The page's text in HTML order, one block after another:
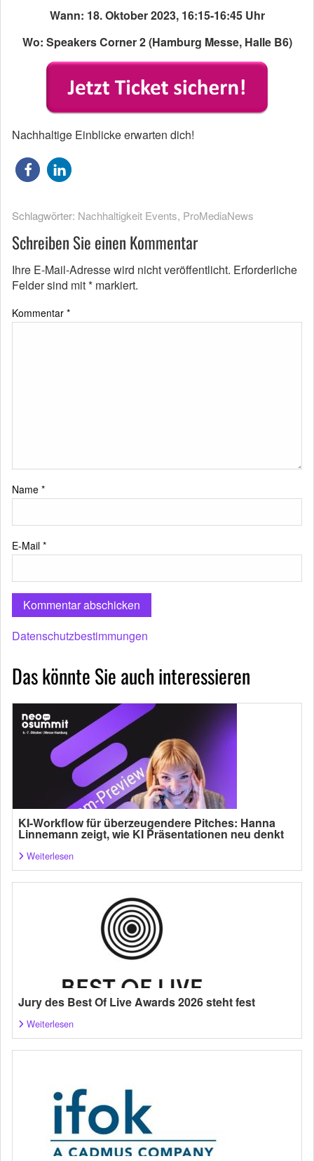
Wann: 18. Oktober 2023, 16:15-16:45 Uhr
Wo: Speakers Corner 2 (Hamburg Messe, Halle B6)
Nachhaltige Einblicke erwarten dich!
Schlagwörter: Nachhaltigkeit Events, ProMediaNews
Schreiben Sie einen Kommentar
Ihre E-Mail-Adresse wird nicht veröffentlicht. Erforderliche
Felder sind mit* markiert.
Kommentar *
Name *
E-Mail *
Datenschutzbestimmungen
Das könnte Sie auch interessieren
KI-Workflow für überzeugendere Pitches: Hanna
Linnemann zeigt, wie KI Präsentationen neu denkt
Weiterlesen
Jury des Best Of Live Awards 2026 steht fest
Weiterlesen